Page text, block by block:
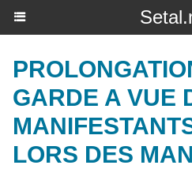
GARDE A VUE
LORS DES